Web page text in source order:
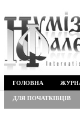
ГОЛОВНА
ДЛЯ ПОЧАТКІВЦІВ